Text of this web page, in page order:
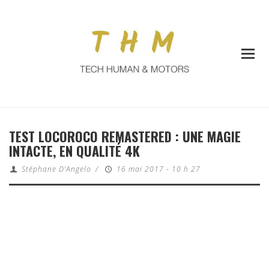
TEST LOCOROCO REMASTERED : UNE MAGIE
INTACTE, EN QUALITÉ 4K
Stéphane D'Angelo / 16 mai 2017 - 10 h 27